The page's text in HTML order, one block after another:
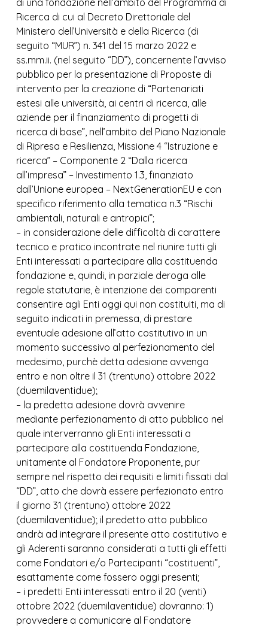
di una fondazione nell’ambito del Programma di
Ricerca di cui al Decreto Direttoriale del
Ministero dell’Università e della Ricerca (di
seguito “MUR”) n. 341 del 15 marzo 2022 e
ss.mm.ii. (nel seguito “DD”), concernente l’avviso
pubblico per la presentazione di Proposte di
intervento per la creazione di “Partenariati
estesi alle università, ai centri di ricerca, alle
aziende per il finanziamento di progetti di
ricerca di base”, nell’ambito del Piano Nazionale
di Ripresa e Resilienza, Missione 4 “Istruzione e
ricerca” – Componente 2 “Dalla ricerca
all’impresa” – Investimento 1.3, finanziato
dall’Unione europea – NextGenerationEU e con
specifico riferimento alla tematica n.3 “Rischi
ambientali, naturali e antropici”;
– in considerazione delle difficoltà di carattere
tecnico e pratico incontrate nel riunire tutti gli
Enti interessati a partecipare alla costituenda
fondazione e, quindi, in parziale deroga alle
regole statutarie, è intenzione dei comparenti
consentire agli Enti oggi qui non costituiti, ma di
seguito indicati in premessa, di prestare
eventuale adesione all’atto costitutivo in un
momento successivo al perfezionamento del
medesimo, purchè detta adesione avvenga
entro e non oltre il 31 (trentuno) ottobre 2022
(duemilaventidue);
– la predetta adesione dovrà avvenire
mediante perfezionamento di atto pubblico nel
quale interverranno gli Enti interessati a
partecipare alla costituenda Fondazione,
unitamente al Fondatore Proponente, pur
sempre nel rispetto dei requisiti e limiti fissati dal
“DD”, atto che dovrà essere perfezionato entro
il giorno 31 (trentuno) ottobre 2022
(duemilaventidue); il predetto atto pubblico
andrà ad integrare il presente atto costitutivo e
gli Aderenti saranno considerati a tutti gli effetti
come Fondatori e/o Partecipanti “costituenti”,
esattamente come fossero oggi presenti;
– i predetti Enti interessati entro il 20 (venti)
ottobre 2022 (duemilaventidue) dovranno: 1)
provvedere a comunicare al Fondatore